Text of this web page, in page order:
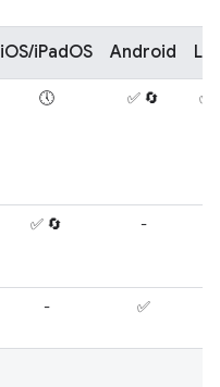
iOS/iPadOS Android
🕔 ✅ 🔄 ✅
✅ 🔄 -
- ✅